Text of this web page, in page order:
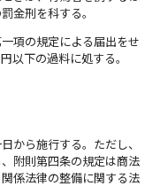
金刑を科する。
項の規定による届出をせ
以下の過料に処する。
から施行する。ただし、
附則第四条の規定は商法
係法律の整備に関する法